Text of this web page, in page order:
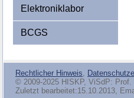
Elektroniklabor
BCGS
Rechtlicher Hinweis,
© 2009-2025 HISKP, ViSdP:
Zuletzt bearbeitet:15.10.2013,